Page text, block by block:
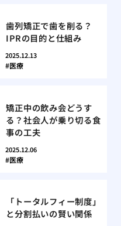
歯列矯正で歯を削る？
IPRの目的と仕組み
2025.12.13
医療
矯正中の飲み会どうす
る？社会人が乗り切る食
事の工夫
2025.12.06
医療
「トータルフィー制度」
と分割払いの賢い関係